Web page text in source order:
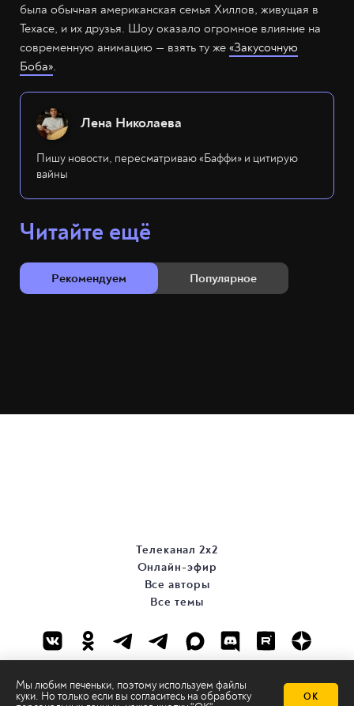
была обычная американская семья Хиллов, живущая в
Техасе, и их друзья. Шоу оказало огромное влияние на
современную анимацию — взять ту же «Закусочную
Боба».
Лена Николаева
Пишу новости, пересматриваю «Баффи» и цитирую
вайны
Читайте ещё
Рекомендуем Популярное
Мы любим печеньки, поэтому используем файлы
куки. Но только если вы согласитесь на обработку
ОК
Телеканал 2х2
Онлайн-эфир
Все авторы
Все темы